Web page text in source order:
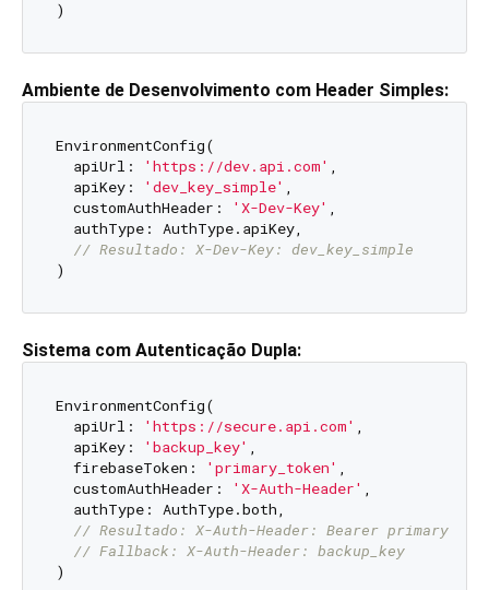
Ambiente de Desenvolvimento com Header Simples:
EnvironmentConfig(
  apiUrl:
'https://dev.api.com' ,
  apiKey:
'dev_key_simple' ,
  customAuthHeader:
'X-Dev-Key' ,
  authType: AuthType.apiKey,
// Resultado: X-Dev-Key: dev_key_simple
Sistema com Autenticação Dupla:
EnvironmentConfig(
  apiUrl:
'https://secure.api.com' ,
  apiKey:
'backup_key' ,
  firebaseToken:
'primary_token' ,
  customAuthHeader:
'X-Auth-Header' ,
  authType: AuthType.both,
// Resultado: X-Auth-Header: Bearer
// Fallback: X-Auth-Header: backup_key